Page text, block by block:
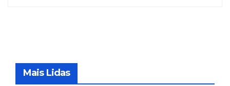
Mais Lidas